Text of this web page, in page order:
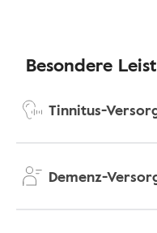
Besondere
Tinnitus-
Demenz-